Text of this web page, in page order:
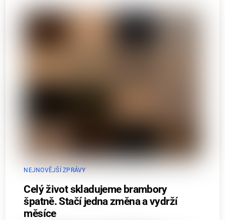
NEJNOVĚJŠÍ ZPRÁVY
Celý život skladujeme brambory
špatně. Stačí jedna změna a vydrží
měsíce